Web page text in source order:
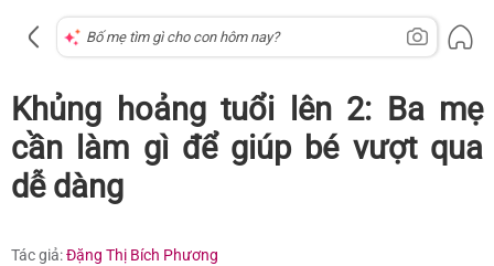
Khủng hoảng tuổi lên 2: Ba mẹ
cần làm gì để giúp bé vượt qua
dễ dàng
Tác giả:Đặng Thị Bích Phương